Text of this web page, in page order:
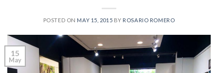
POSTED ON MAY 15, 2015 BY ROSARIO ROMERO
15
May